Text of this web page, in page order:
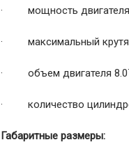
· мощность двигателя
· максимальный
· объем двигателя
· количество
Габаритные размеры: